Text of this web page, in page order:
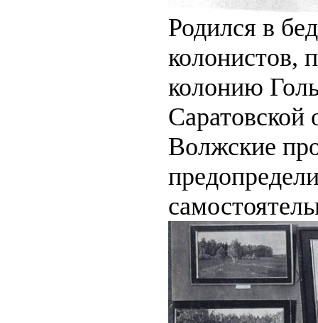
Родился в
колонистов,
колонию
Саратовской
Волжские